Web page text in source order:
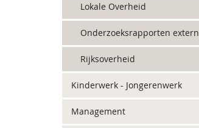
Lokale Overheid
Onderzoeksrapporten extern
Rijksoverheid
Kinderwerk - Jongerenwerk
Management